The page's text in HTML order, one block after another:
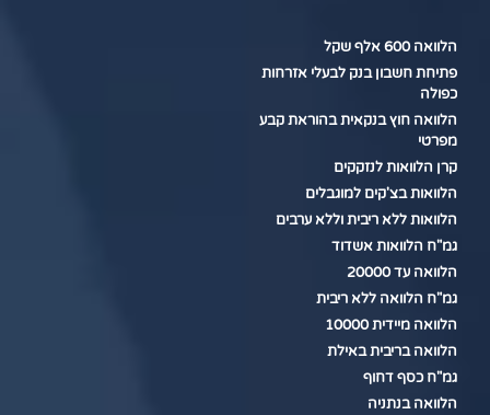
הלוואה 600 אלף שקל
פתיחת חשבון בנק לבעלי אזרחות
כפולה
הלוואה חוץ בנקאית בהוראת קבע
מפרטי
קרן הלוואות לנזקקים
הלוואות בצ'קים למוגבלים
הלוואות ללא ריבית וללא ערבים
גמ"ח הלוואות אשדוד
הלוואה עד 20000
גמ"ח הלוואה ללא ריבית
הלוואה מיידית 10000
הלוואה בריבית באילת
גמ"ח כסף דחוף
הלוואה בנתניה